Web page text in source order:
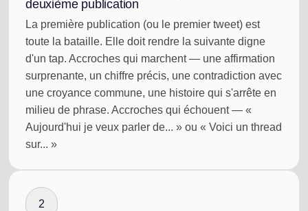
deuxième publication
La première publication (ou le premier tweet) est
toute la bataille. Elle doit rendre la suivante digne
d'un tap. Accroches qui marchent — une affirmation
surprenante, un chiffre précis, une contradiction avec
une croyance commune, une histoire qui s'arrête en
milieu de phrase. Accroches qui échouent — «
Aujourd'hui je veux parler de... » ou « Voici un thread
sur... »
2